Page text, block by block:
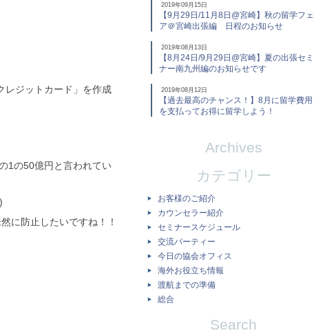
レジットカード」を作成
1の50億円と言われてい
)
に防止したいですね！！
2019年09月15日
【9月29日/11月8日@宮崎】秋の留学フェ
ア＠宮崎出張編 日程のお知らせ
2019年08月13日
【8月24日/9月29日@宮崎】夏の出張セミ
ナー南九州編のお知らせです
2019年08月12日
【過去最高のチャンス！】8月に留学費用
を支払ってお得に留学しよう！
Archives
カテゴリー
お客様のご紹介
カウンセラー紹介
セミナースケジュール
交流パーティー
今日の協会オフィス
海外お役立ち情報
渡航までの準備
総合
Search